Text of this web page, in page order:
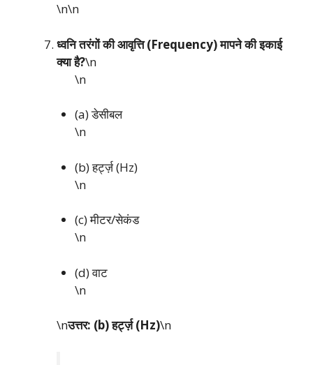
\n\n
ध्वनि तरंगों की आवृत्ति (Frequency) मापने की इकाई
क्या है?\n
\n
(a) डेसीबल
\n
(b) हर्ट्ज़ (Hz)
\n
(c) मीटर/सेकंड
\n
(d) वाट
\n
\nउत्तर: (b) हर्ट्ज़ (Hz)\n